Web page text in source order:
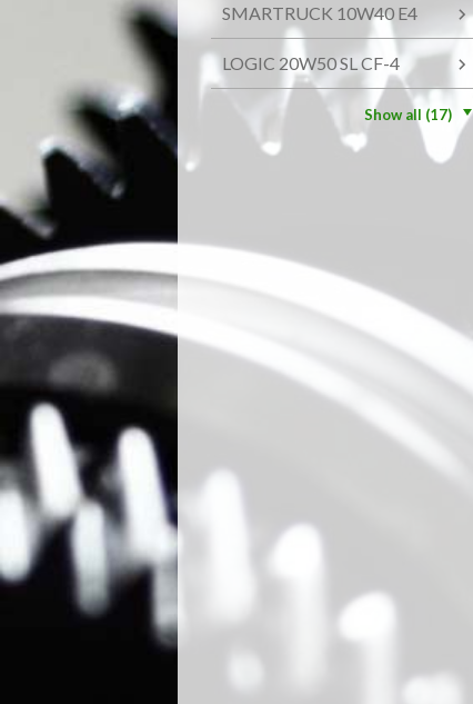
SMARTRUCK 10W40 E4
LOGIC 20W50 SL CF-4
Show all (17)